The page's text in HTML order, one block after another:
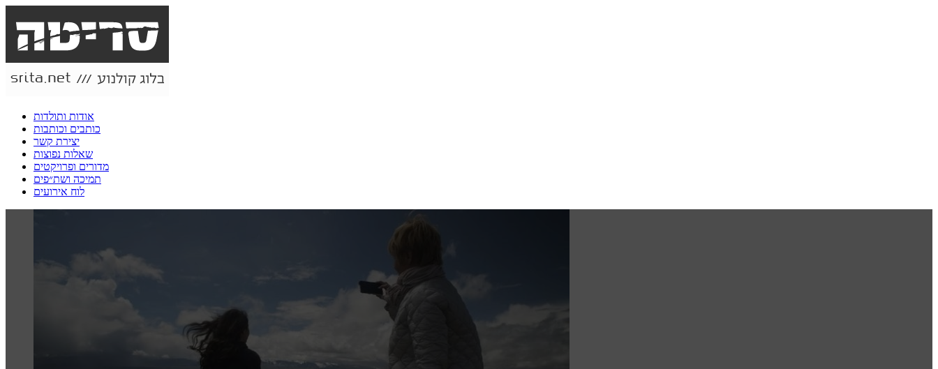
אודות ותולדות
כותבים וכותבות
יצירת קשר
שאלות נפוצות
מדורים ופרויקטים
תמיכה ושת״פים
לוח אירועים